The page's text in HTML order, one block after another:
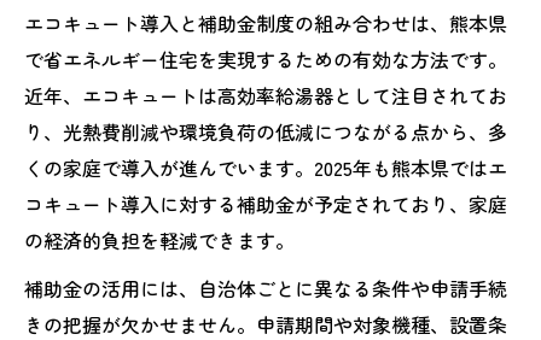
エコキュート導入と補助金制度の組み合わせは、熊本県
で省エネルギー住宅を実現するための有効な方法です。
近年、エコキュートは高効率給湯器として注目されてお
り、光熱費削減や環境負荷の低減につながる点から、多
くの家庭で導入が進んでいます。2025年も熊本県ではエ
コキュート導入に対する補助金が予定されており、家庭
の経済的負担を軽減できます。
補助金の活用には、自治体ごとに異なる条件や申請手続
きの把握が欠かせません。申請期間や対象機種、設置条